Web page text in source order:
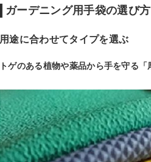
ガーデニング用手袋の選び方
用途に合わせてタイプを選ぶ
トゲのある植物や薬品から手を守る「